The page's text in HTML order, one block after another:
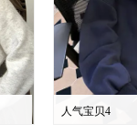
人气宝贝4